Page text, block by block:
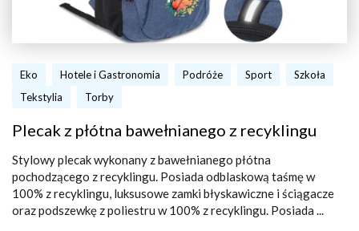
Eko Hotele i Gastronomia Podróże Sport
Szkoła
Tekstylia
Torby
Plecak z płótna bawełnianego z recyklingu
Stylowy plecak wykonany z bawełnianego płótna
pochodzącego z recyklingu. Posiada odblaskową taśmę w
100% z recyklingu, luksusowe zamki błyskawiczne i ściągacze
oraz podszewkę z poliestru w 100% z recyklingu. Posiada ...